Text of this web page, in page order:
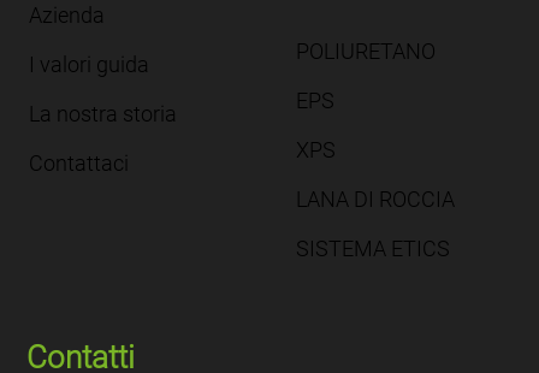
Azienda
I valori guida
La nostra storia
Contattaci
POLIURETANO
EPS
XPS
SISTEMA ETICS
LANA DI ROCCIA
Contatti